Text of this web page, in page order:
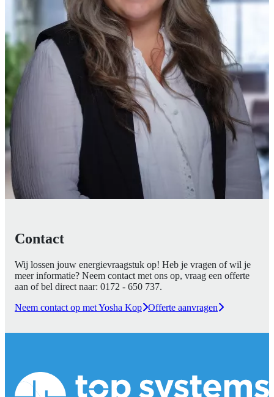
Contact
Wij lossen jouw energievraagstuk op! Heb je vragen of wil je
meer informatie? Neem contact met ons op, vraag een offerte
aan of bel direct naar: 0172 - 650 737.
Neem contact op met Yosha Kop Offerte aanvragen